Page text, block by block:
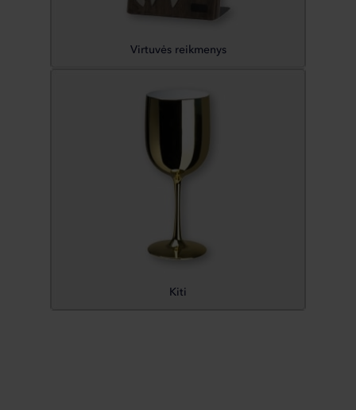
Virtuvės reikmenys
Kiti